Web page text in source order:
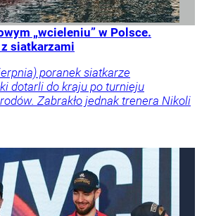
„wcieleniu” w Polsce.
siatkarzami
poranek siatkarze
dotarli do kraju po turnieju
Zabrakło jednak trenera Nikoli